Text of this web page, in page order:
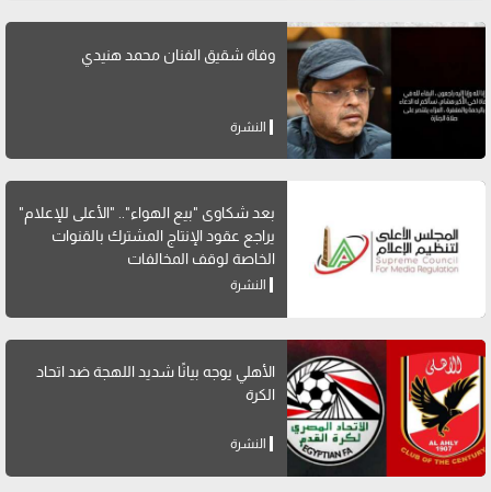
وفاة شقيق الفنان محمد هنيدي
النشرة
بعد شكاوى "بيع الهواء".. "الأعلى للإعلام"
يراجع عقود الإنتاج المشترك بالقنوات
الخاصة لوقف المخالفات
النشرة
الأهلي يوجه بيانًا شديد اللهجة ضد اتحاد
الكرة
النشرة